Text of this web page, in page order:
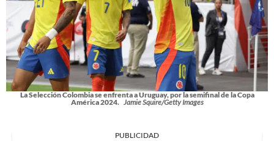
La Selección Colombia se enfrenta a Uruguay, por la semifinal de la Copa
América 2024. Jamie Squire/Getty Images
PUBLICIDAD